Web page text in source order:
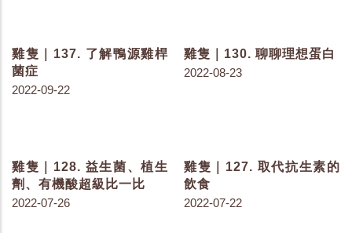
害
2023-06-27
年吃掉多少雞場利潤？
2023-06-20
生理改變
2023-06-15
活中的...
2023-06-13